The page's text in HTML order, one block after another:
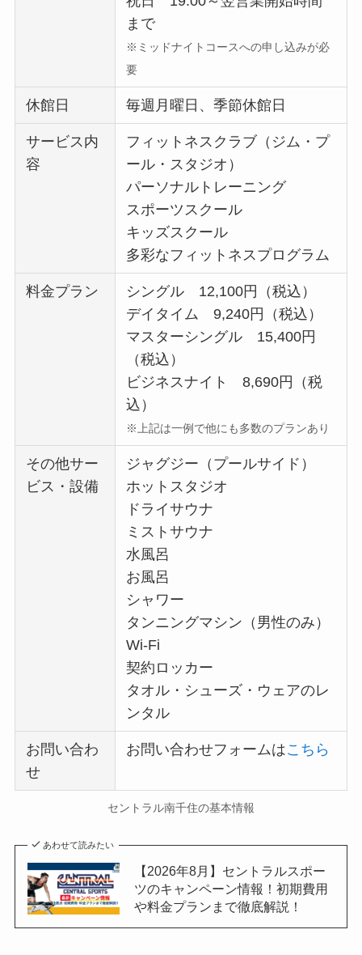
まで
※ミッドナイトコースへの申し込みが必
要
休館日 毎週月曜日、季節休館日
サービス内
容
フィットネスクラブ（ジム・プ
ール・スタジオ）
パーソナルトレーニング
スポーツスクール
キッズスクール
多彩なフィットネスプログラム
料金プラン
シングル 12,100円（税込）
デイタイム 9,240円（税込）
マスターシングル 15,400円
（税込）
ビジネスナイト 8,690円（税
込）
※上記は一例で他にも多数のプランあり
その他サー
ビス・設備
ジャグジー（プールサイド）
ホットスタジオ
ドライサウナ
ミストサウナ
水風呂
お風呂
シャワー
タンニングマシン（男性のみ）
Wi-Fi
契約ロッカー
タオル・シューズ・ウェアのレ
ンタル
お問い合わ
せ
お問い合わせフォームはこちら
セントラル南千住の基本情報
あわせて読みたい
【2026年8月】セントラルスポー
ツのキャンペーン情報！初期費用
や料金プランまで徹底解説！